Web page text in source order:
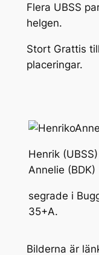
Flera UBSS
helgen.
Stort Grattis
placeringar.
Henrik
Annelie (BDK)
segrade i
35+A.
Bilderna är